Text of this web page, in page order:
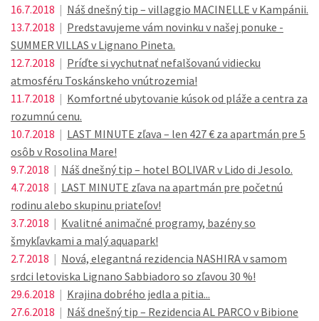
16.7.2018 | Náš dnešný tip – villaggio MACINELLE v Kampánii.
13.7.2018 | Predstavujeme vám novinku v našej ponuke -
SUMMER VILLAS v Lignano Pineta.
12.7.2018 | Príďte si vychutnať nefalšovanú vidiecku
atmosféru Toskánskeho vnútrozemia!
11.7.2018 | Komfortné ubytovanie kúsok od pláže a centra za
rozumnú cenu.
10.7.2018 | LAST MINUTE zľava – len 427 € za apartmán pre 5
osôb v Rosolina Mare!
9.7.2018 | Náš dnešný tip – hotel BOLIVAR v Lido di Jesolo.
4.7.2018 | LAST MINUTE zľava na apartmán pre početnú
rodinu alebo skupinu priateľov!
3.7.2018 | Kvalitné animačné programy, bazény so
šmykľavkami a malý aquapark!
2.7.2018 | Nová, elegantná rezidencia NASHIRA v samom
srdci letoviska Lignano Sabbiadoro so zľavou 30 %!
29.6.2018 | Krajina dobrého jedla a pitia...
27.6.2018 | Náš dnešný tip – Rezidencia AL PARCO v Bibione